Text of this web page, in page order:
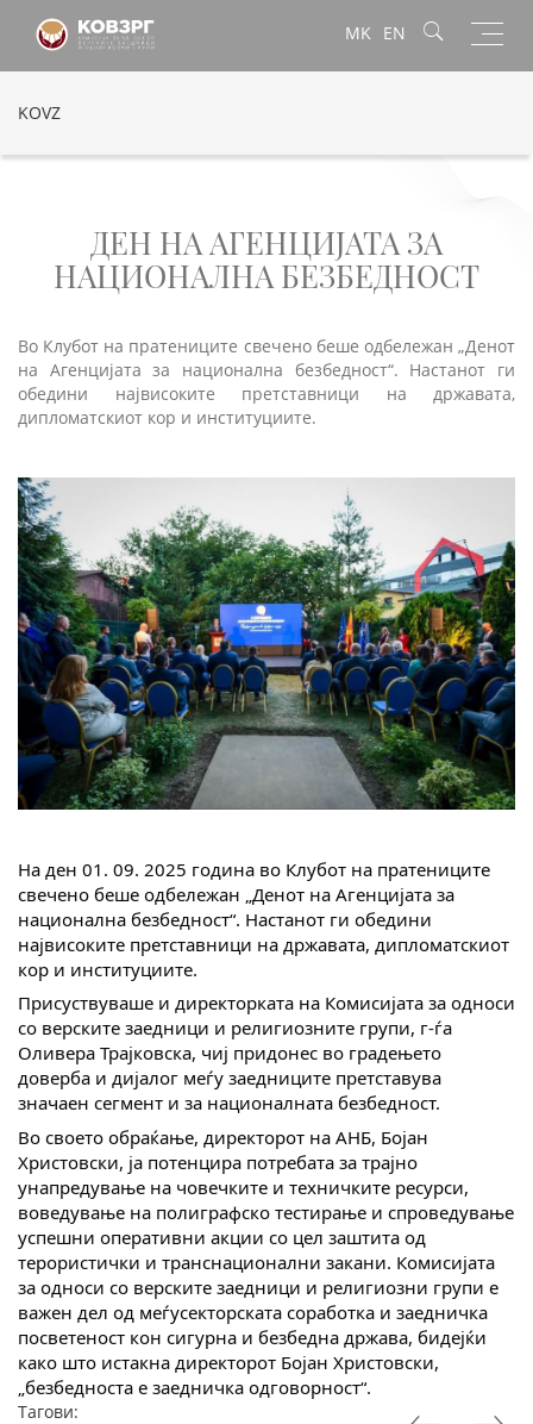
MK EN
KOVZ
ДЕН НА АГЕНЦИЈАТА ЗА
НАЦИОНАЛНА БЕЗБЕДНОСТ
Во Клубот на пратениците свечено беше одбележан „Денот
на Агенцијата за национална безбедност“. Настанот ги
обедини највисоките претставници на државата,
дипломатскиот кор и институциите.
На ден 01. 09. 2025 година во Клубот на пратениците
свечено беше одбележан „Денот на Агенцијата за
национална безбедност“. Настанот ги обедини
највисоките претставници на државата, дипломатскиот
кор и институциите.
Присуствуваше и директорката на Комисијата за односи
со верските заедници и религиозните групи, г-ѓа
Оливера Трајковска, чиј придонес во градењето
доверба и дијалог меѓу заедниците претставува
значаен сегмент и за националната безбедност.
Во своето обраќање, директорот на АНБ, Бојан
Христовски, ја потенцира потребата за трајно
унапредување на човечките и техничките ресурси,
воведување на полиграфско тестирање и спроведување
успешни оперативни акции со цел заштита од
терористички и транснационални закани. Комисијата
за односи со верските заедници и религиозни групи е
важен дел од меѓусекторската соработка и заедничка
посветеност кон сигурна и безбедна држава, бидејќи
како што истакна директорот Бојан Христовски,
„безбедноста е заедничка одговорност“.
Тагови: